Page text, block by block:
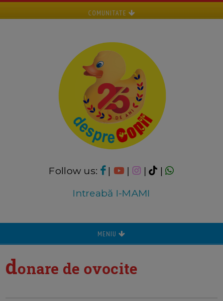
COMUNITATE
Follow us: | | |
|
Intreabă I-MAMI
MENIU
donare de ovocite